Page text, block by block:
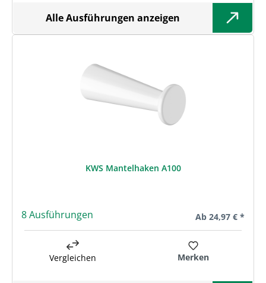
Alle Ausführungen anzeigen
KWS Mantelhaken A100
8 Ausführungen Regulärer Preis:
Ab 24,97 € *
Vergleichen Merken